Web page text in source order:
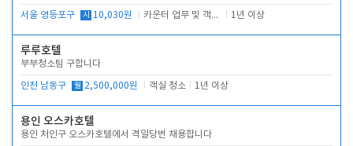
서울 영등포구 시 10,030원 카운터 업무 및 객실관리(청소상태 확인, 객실판매) 1년 이상
루루호텔
부부청소팀 구합니다
인천 남동구 월 2,500,000원 객실 청소 1년 이상
용인 오스카호텔
용인 처인구 오스카호텔에서 격일당번 채용합니다